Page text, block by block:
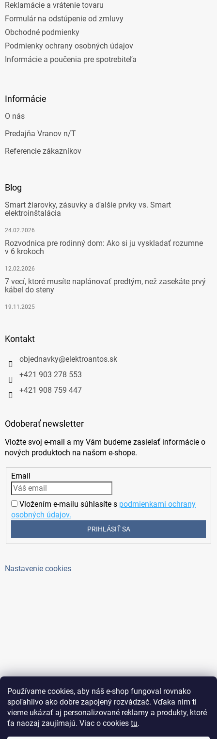
Používame cookies, aby náš e-shop fungoval rovnako
spoľahlivo ako dobre zapojený rozvádzač. Vďaka nim ti
vieme ukázať aj personalizované reklamy a produkty, ktoré
ťa naozaj zaujímajú. Viac o cookies tu.
Reklamácie a vrátenie tovaru
Formulár na odstúpenie od zmluvy
Obchodné podmienky
Podmienky ochrany osobných údajov
Informácie a poučenia pre spotrebiteľa
Informácie
O nás
Predajňa Vranov n/T
Referencie zákazníkov
Blog
Smart žiarovky, zásuvky a ďalšie prvky vs. Smart
elektroinštalácia
24.02.2026
Rozvodnica pre rodinný dom: Ako si ju vyskladať rozumne
v 6 krokoch
12.02.2026
7 vecí, ktoré musíte naplánovať predtým, než zasekáte prvý
kábel do steny
19.11.2025
Kontakt
objednavky@elektroantos.sk
+421 903 278 553
+421 908 759 447
Odoberať newsletter
Vložte svoj e-mail a my Vám budeme zasielať informácie o
nových produktoch na našom e-shope.
Email
Vložením e-mailu súhlasíte s podmienkami ochrany
osobných údajov.
PRIHLÁSIŤ SA
Nastavenie cookies